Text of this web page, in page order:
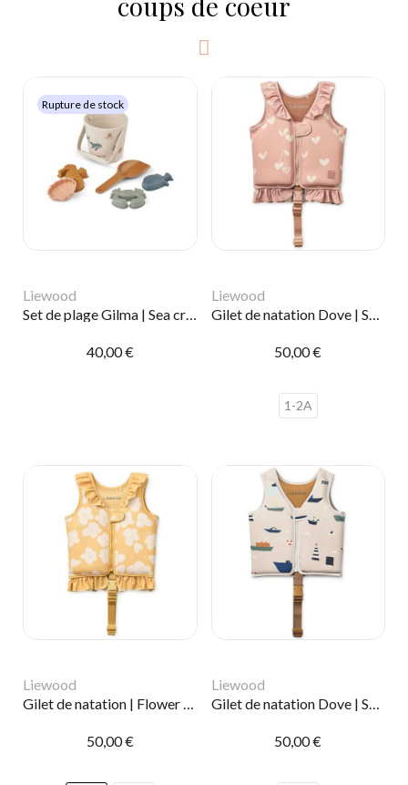
Rupture de stock
Liewood
Set de plage Gilma | Sea creature
40,00 €
Liewood
Gilet de natation Dove | Sweethearts
50,00 €
1-2A
Liewood
50,00 €
Liewood
50,00 €